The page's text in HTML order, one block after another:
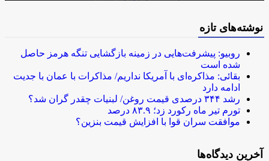
نوشته‌های تازه
روبیو: پیشرفت‌هایی در زمینه بازگشایی تنگه هرمز حاصل
شده است
بقائی: مذاکره‌ای با آمریکا نداریم/ مذاکرات با عمان با جدیت
ادامه دارد
رشد ۳۴۴ درصدی قیمت روغن/ لبنیات چقدر گران شد؟
تورم تیر ماه رکورد زد؛ ۸۳.۹ درصد
موافقت سران قوا با افزایش قیمت بنزین؟
آخرین دیدگاه‌ها